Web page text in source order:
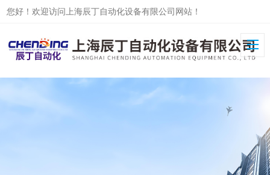
您好！欢迎访问上海辰丁自动化设备有限公司网站！